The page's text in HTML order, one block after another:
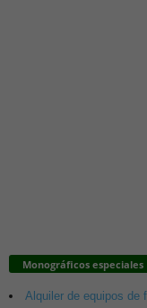
Monográficos especiales
Alquiler de equipos de